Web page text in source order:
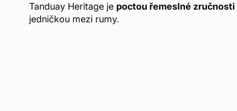
Tanduay Heritage je poctou řemeslné zručnosti
jedničkou mezi rumy.